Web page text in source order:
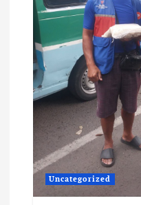
Uncategorized